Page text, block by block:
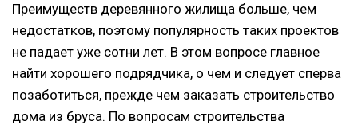
Преимуществ деревянного жилища больше, чем
недостатков, поэтому популярность таких проектов
не падает уже сотни лет. В этом вопросе главное
найти хорошего подрядчика, о чем и следует сперва
позаботиться, прежде чем заказать строительство
дома из бруса. По вопросам строительства